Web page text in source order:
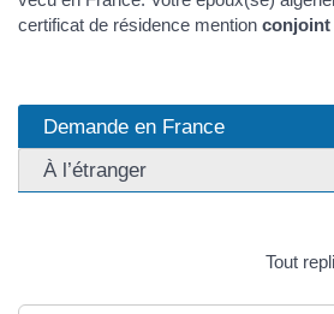
certificat de résidence mention conjoint
Demande en France
À l’étranger
Tout